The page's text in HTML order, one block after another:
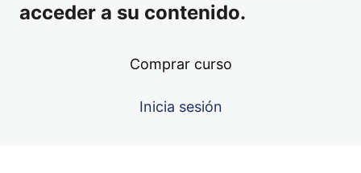
Contenido / Unidad 4
acceder a su contenido.
Comprar curso
Inicia sesión